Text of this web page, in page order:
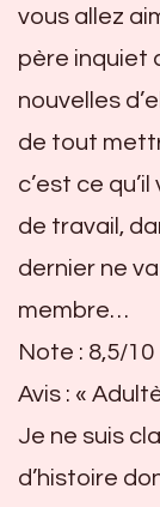
vous allez
père inquiet
nouvelles
de tout
c’est ce
de travail,
dernier ne
membre…
Note : 8,5/10
Avis : «
Je ne suis
d’histoire